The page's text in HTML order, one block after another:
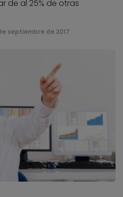
de al 25% de otras
septiembre de 2017